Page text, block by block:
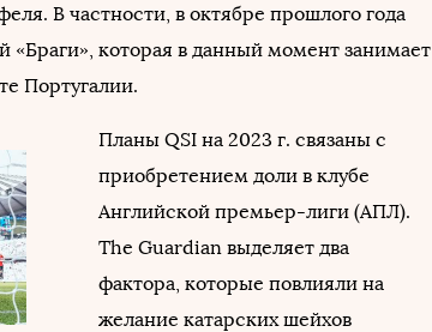
В частности, в октябре прошлого года
«Браги», которая в данный момент занимает
Португалии.
Планы QSI на 2023 г. связаны с
приобретением доли в клубе
Английской премьер-лиги (АПЛ).
The Guardian выделяет два
фактора, которые повлияли на
желание катарских шейхов